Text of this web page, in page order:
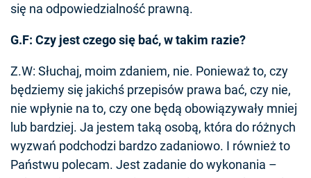
się na odpowiedzialność prawną.
G.F: Czy jest czego się bać, w takim razie?
Z.W: Słuchaj, moim zdaniem, nie. Ponieważ to, czy
będziemy się jakichś przepisów prawa bać, czy nie,
nie wpłynie na to, czy one będą obowiązywały mniej
lub bardziej. Ja jestem taką osobą, która do różnych
wyzwań podchodzi bardzo zadaniowo. I również to
Państwu polecam. Jest zadanie do wykonania –